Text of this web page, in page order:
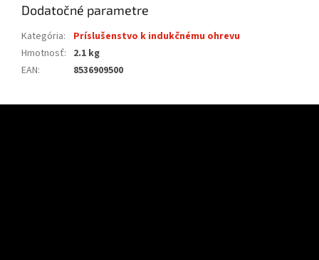
Dodatočné parametre
Kategória:
Príslušenstvo k indukčnému ohrevu
Hmotnosť: 2.1 kg
EAN: 8536909500